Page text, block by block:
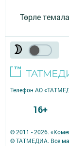
Төрле
© 2011 - 2026.
© ТАТМЕДИА. Все
Телефон АО
16+